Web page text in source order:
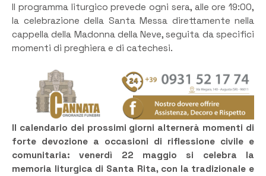
​Il programma liturgico prevede ogni sera, alle ore 19:00,
la celebrazione della Santa Messa direttamente nella
cappella della Madonna della Neve, seguita da specifici
momenti di preghiera e di catechesi.
Il calendario dei prossimi giorni alternerà momenti di
forte devozione a occasioni di riflessione civile e
comunitaria: venerdì 22 maggio si celebra la
memoria liturgica di Santa Rita, con la tradizionale e